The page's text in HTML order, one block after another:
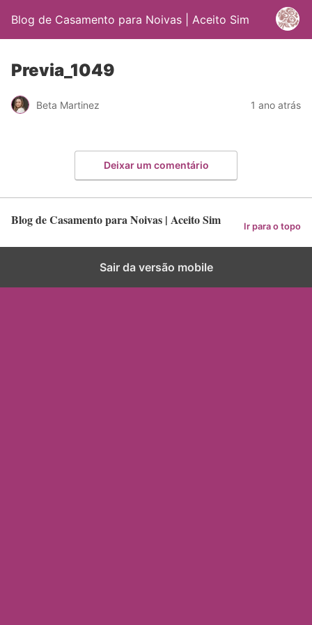
Blog de Casamento para Noivas | Aceito Sim
Previa_1049
Beta Martinez 1 ano atrás
Deixar um comentário
Blog de Casamento para Noivas | Aceito Sim Ir para o topo
Sair da versão mobile